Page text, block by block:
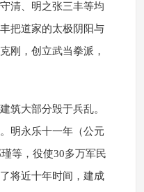
清、明之张三丰等均
把道家的太极阴阳与
刚，创立武当拳派，
筑大部分毁于兵乱。
明永乐十一年（公元
等，役使30多万军民
将近十年时间，建成